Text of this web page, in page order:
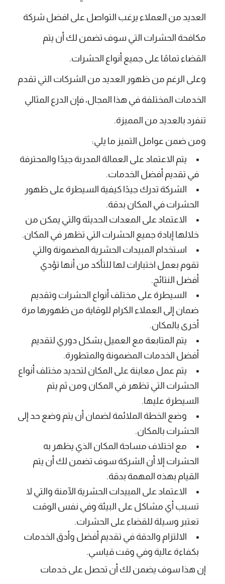
العديد من العملاء يرغب التواصل على افضل شركة
مكافحة الحشرات التي سوف تضمن لك أن يتم
القضاء تمامًا على جميع أنواع الحشرات.
وعلى الرغم من ظهور العديد من الشركات التي تقدم
الخدمات المختلفة في هذا المجال، فإن الدرع المثالي
تنفرد بالعديد من المميزة.
ومن ضمن عوامل التميز ما يلي:
يتم الاعتماد على العمالة المدربة جيدًا والمحترفة
في تقديم أفضل الخدمات.
الشركة تدرك جيدًا كيفية السيطرة على ظهور
الحشرات في المكان بدقة.
الاعتماد على المعدات الحديثة والتي يمكن من
خلالها إبادة جميع الحشرات التي تظهر في المكان.
استخدام المبيدات الحشرية المضمونة والتي
تقوم بعمل اختبارات لها للتأكد من أنها تؤدي
أفضل النتائج.
السيطرة على مختلف أنواع الحشرات وتقديم
ضمان إلى العملاء الكرام للوقاية من ظهورها مرة
أخرى بالمكان.
يتم المتابعة مع العميل بشكل دوري لتقديم
أفضل الخدمات المضمونة والمتطورة.
يتم عمل معاينة على المكان لتحديد مختلف أنواع
الحشرات التي تظهر في المكان ومن ثم يتم
السيطرة عليها.
وضع الخطة الملائمة لضمان أن يتم وضع حد إلى
الحشرات بالمكان.
مع اختلاف مساحة المكان الذي يظهر به
الحشرات إلا أن الشركة سوف تضمن لك أن يتم
القيام بهذه المهمة بدقة.
الاعتماد على المبيدات الحشرية الآمنة والتي لا
تسبب أي مشاكل على البيئة وفي نفس الوقت
تعتبر وسيلة للقضاء على الحشرات.
الالتزام والدقة في تقديم أفضل وأدق الخدمات
بكفاءة عالية وفي وقت قياسي.
إن هذا سوف يضمن لك أن تحصل على خدمات